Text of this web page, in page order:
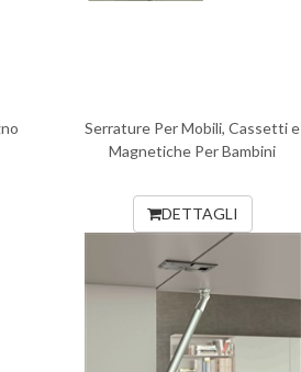
Serrature Per Mobili, Cassetti e
Magnetiche Per Bambini
DETTAGLI